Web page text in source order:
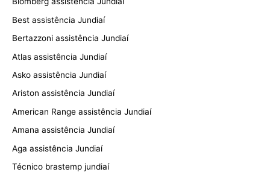
Best assistência Jundiaí
Bertazzoni assistência Jundiaí
Atlas assistência Jundiaí
Asko assistência Jundiaí
Ariston assistência Jundiaí
American Range assistência Jundiaí
Amana assistência Jundiaí
Aga assistência Jundiaí
Técnico brastemp jundiaí